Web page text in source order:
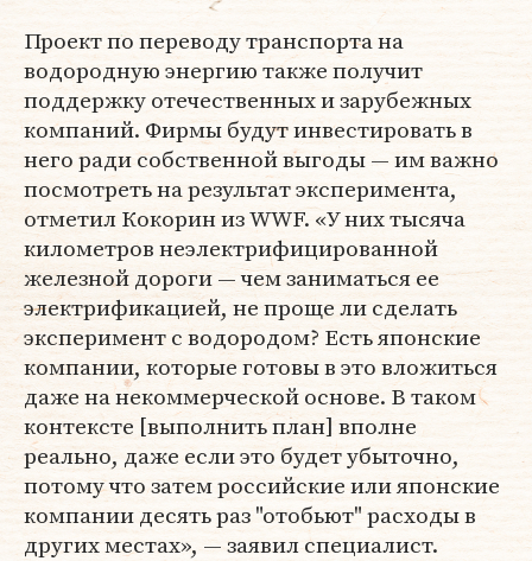
Проект по переводу транспорта на
водородную энергию также получит
поддержку отечественных и зарубежных
компаний. Фирмы будут инвестировать в
него ради собственной выгоды — им важно
посмотреть на результат эксперимента,
отметил Кокорин из WWF. «У них тысяча
километров неэлектрифицированной
железной дороги — чем заниматься ее
электрификацией, не проще ли сделать
эксперимент с водородом? Есть японские
компании, которые готовы в это вложиться
даже на некоммерческой основе. В таком
контексте [выполнить план] вполне
реально, даже если это будет убыточно,
потому что затем российские или японские
компании десять раз "отобьют" расходы в
других местах», — заявил специалист.